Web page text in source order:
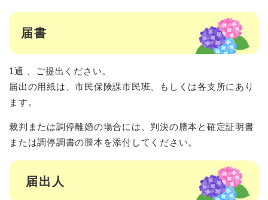
届書
1通 、ご提出ください。
届出の用紙は、市民保険課市民班、もしくは各支所にあり
ます。
裁判または調停離婚の場合には、判決の謄本と確定証明書
または調停調書の謄本を添付してください。
届出人